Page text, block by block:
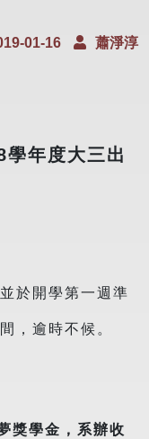
01-16 蕭淨淳
三出
於開學第一週準
，逾時不候。
獎學金，系辦收